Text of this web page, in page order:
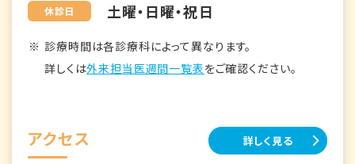
休診日 土曜・日曜・祝日
診療時間は各診療科によって異なります。
詳しくは外来担当医週間一覧表をご確認ください。
アクセス 詳しく見る